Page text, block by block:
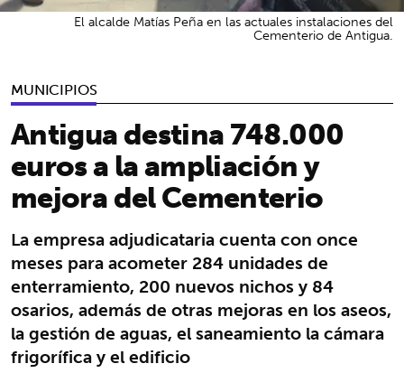
MUNICIPIOS
Antigua destina 748.000
euros a la ampliación y
mejora del Cementerio
La empresa adjudicataria cuenta con once
meses para acometer 284 unidades de
enterramiento, 200 nuevos nichos y 84
osarios, además de otras mejoras en los aseos,
la gestión de aguas, el saneamiento la cámara
frigorífica y el edificio
El alcalde Matías Peña en las actuales instalaciones del
Cementerio de Antigua.